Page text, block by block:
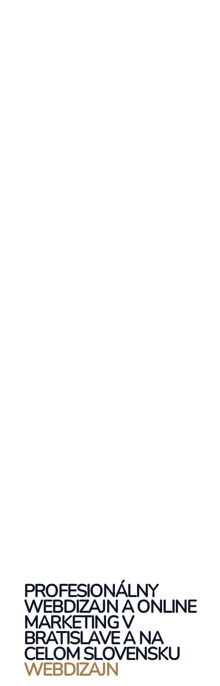
PROFESIONÁLNY
WEBDIZAJN A ONLINE
MARKETING V
BRATISLAVE A NA
CELOM SLOVENSKU
WEBDIZAJN